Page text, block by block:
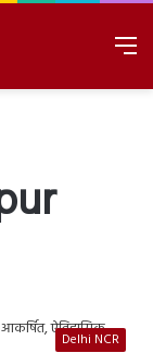
Delhi NCR